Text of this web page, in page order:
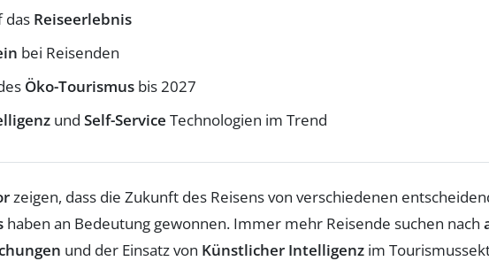
das Reiseerlebnis
bei Reisenden
Öko-Tourismus bis 2027
und Self-Service Technologien im Trend
zeigen, dass die Zukunft des Reisens von verschiedenen
haben an Bedeutung gewonnen. Immer mehr Reisende suchen nach
und der Einsatz von Künstlicher Intelligenz im